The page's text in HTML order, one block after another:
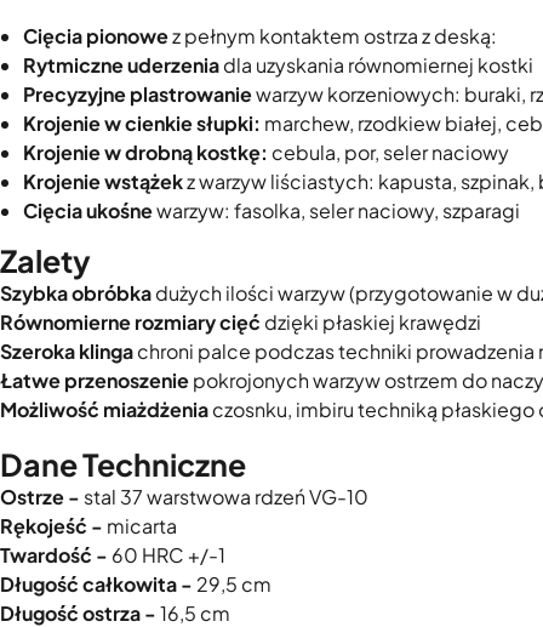
Cięcia pionowez pełnym kontaktem ostrza z deską:
Rytmiczne uderzeniadla uzyskania równomiernej kostki
Precyzyjne plastrowaniewarzyw korzeniowych: buraki,
Krojenie w cienkie słupki: marchew, rzodkiew białej,
Krojenie w drobną kostkę: cebula, por, seler naciowy
Krojenie wstążekz warzyw liściastych: kapusta, szpinak,
Cięcia ukośnewarzyw: fasolka, seler naciowy, szparagi
Zalety
Szybka obróbkadużych ilości warzyw (przygotowanie w
Równomierne rozmiary cięć dzięki płaskiej krawędzi
Szeroka klingachroni palce podczas techniki prowadzenia
Łatweprzenoszeniepokrojonych warzyw ostrzem do
Możliwość miażdżeniaczosnku, imbiru techniką płaskiego
Dane Techniczne
Ostrze - stal 37 warstwowa rdzeń VG-10
Rękojeść - micarta
Twardość - 60 HRC +/-1
Długość całkowita - 29,5 cm
Długość ostrza -16,5 cm